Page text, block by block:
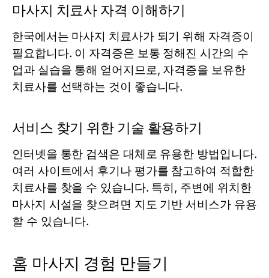
마사지 치료사 자격 이해하기
한국에서는 마사지 치료사가 되기 위해 자격증이
필요합니다. 이 자격증은 보통 정해진 시간의 수
업과 실습을 통해 얻어지므로, 자격증을 보유한
치료사를 선택하는 것이 좋습니다.
서비스 찾기 위한 기술 활용하기
인터넷을 통한 검색은 대체로 유용한 방법입니다.
여러 사이트에서 후기나 평가를 참고하여 적합한
치료사를 찾을 수 있습니다. 특히, 주변에 위치한
마사지 시설을 찾으려면 지도 기반 서비스가 유용
할 수 있습니다.
홈 마사지 경험 만들기